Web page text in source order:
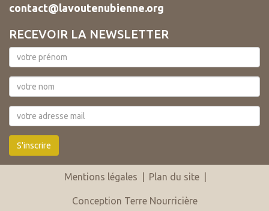
contact@lavoutenubienne.org
RECEVOIR LA NEWSLETTER
S'inscrire
Mentions légales Plan du site
Conception Terre Nourricière